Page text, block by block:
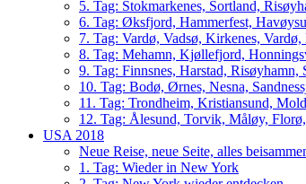
5. Tag: Stokmarkenes, Sortland,
6. Tag: Øksfjord, Hammerfest,
7. Tag: Vardø, Vadsø, Kirkenes,
8. Tag: Mehamn, Kjøllefjord,
9. Tag: Finnsnes, Harstad,
10. Tag: Bodø, Ørnes, Nesna,
11. Tag: Trondheim, Kristiansund,
12. Tag: Ålesund, Torvik, Måløy,
USA 2018
Neue Reise, neue Seite, alles
1. Tag: Wieder in New York